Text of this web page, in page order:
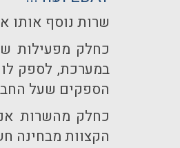
שרות נוסף אותו
כחלק מפעילות
במערכת, לספק
הספקים שעל
כחלק מהשרות
הקצוות מבחינה